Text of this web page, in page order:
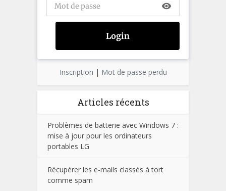
visibility
Inscription | Mot de passe perdu
Articles récents
Problèmes de batterie avec Windows 7 :
mise à jour pour les ordinateurs
portables LG
Récupérer les e-mails classés à tort
comme spam